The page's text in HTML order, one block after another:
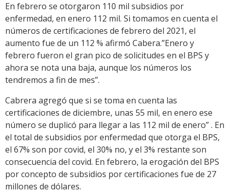
En febrero se otorgaron 110 mil subsidios por
enfermedad, en enero 112 mil. Si tomamos en cuenta el
números de certificaciones de febrero del 2021, el
aumento fue de un 112 % afirmó Cabera.”Enero y
febrero fueron el gran pico de solicitudes en el BPS y
ahora se nota una baja, aunque los números los
tendremos a fin de mes”.
Cabrera agregó que si se toma en cuenta las
certificaciones de diciembre, unas 55 mil, en enero ese
número se duplicó para llegar a las 112 mil de enero” . En
el total de subsidios por enfermedad que otorga el BPS,
el 67% son por covid, el 30% no, y el 3% restante son
consecuencia del covid. En febrero, la erogación del BPS
por concepto de subsidios por certificaciones fue de 27
millones de dólares.